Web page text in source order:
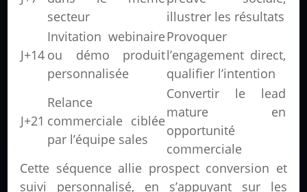
secteur
illustrer les résultats
J+14
Invitation webinaire
ou démo produit
personnalisée
Provoquer
l’engagement direct,
qualifier l’intention
J+21
Relance
commerciale ciblée
par l’équipe sales
Convertir le lead
mature en
opportunité
commerciale
Cette séquence allie prospect conversion et
suivi personnalisé, en s’appuyant sur les